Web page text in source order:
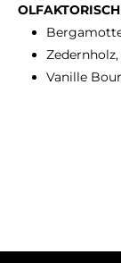
Vanille